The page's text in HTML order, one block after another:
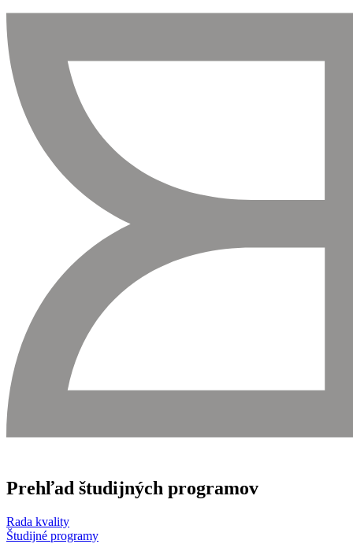
Prehľad študijných programov
Rada kvality
Študijné programy